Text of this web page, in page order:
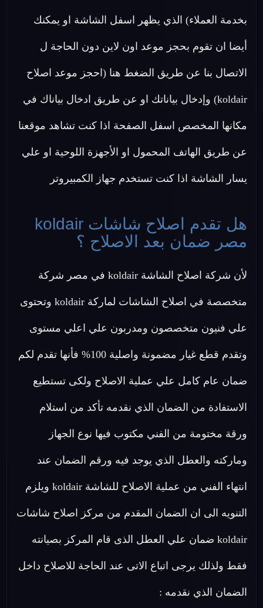
بخدمة العملاء) الذي يظهر اسفل الشاشة او يمكنك
أيضا ان تقوم بحجز موعد اون لاين دون الحاجة ل
الاتصال بنا عن طريق الضغط هنا (احجز موعد اصلاح
koldair) وإدخال بياناتك او عن طريق ادخال بياناك في
مكانها المخصص اسفل الصفحة اذا كنت تشاهد موقعنا
عن طريق الهاتف المحمول او الأجهزة اللوحية او علي
يسار الشاشة اذا كنت تستخدم جهاز الكمبيروتر
هل تقدم اصلاح شاشات koldair
مصر ضمان بعد الاصلاح ؟
لأن شركة اصلاح الشاشة koldair في مصر شركة
متخصصة في اصلاح الشاشات لماركة koldair وتحتوى
علي فنيون متخصصون ومدربون علي اعلي مستوى
وتقدم قطع غيار مضمونة واصلية 100% فأنها تقدم لكم
ضمان عام كامل علي عملية الاصلاح ولكى تستطيع
الاستفادة من الضمان الذي نقدمه تأكد من استلام
ورقة مختومة من الفني مكتوب فيها نوع الجهاز
وماركته والعطل الذي يوجد فيه ورقم الضمان عند
انتهاء الفني من عملية الاصلاح للشاشة koldair ويلزم
التنويه الى ان الضمان المقدم من مركز اصلاح شاشات
koldair ضمان علي العطل الذى قام المركز بصيانته
فقط ولذلك يرجى اتباع الاتى عند الحاجة للاصلاح داخل
الضمان الذي نقدمه :